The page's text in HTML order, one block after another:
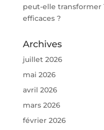
peut-elle transformer
efficaces ?
Archives
juillet 2026
mai 2026
avril 2026
mars 2026
février 2026